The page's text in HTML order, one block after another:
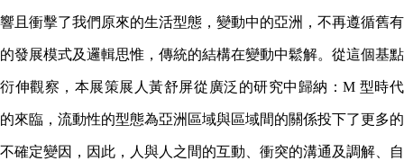
響且衝擊了我們原來的生活型態，變動中的亞洲，不再遵循舊有
的發展模式及邏輯思惟，傳統的結構在變動中鬆解。從這個基點
衍伸觀察，本展策展人黃舒屏從廣泛的研究中歸納：M 型時代
的來臨，流動性的型態為亞洲區域與區域間的關係投下了更多的
不確定變因，因此，人與人之間的互動、衝突的溝通及調解、自